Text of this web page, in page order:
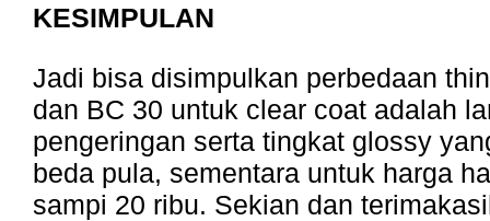
KESIMPULAN
Jadi bisa disimpulkan perbedaan
dan BC 30 untuk clear coat adalah
pengeringan serta tingkat glossy
beda pula, sementara untuk harga
sampi 20 ribu. Sekian dan